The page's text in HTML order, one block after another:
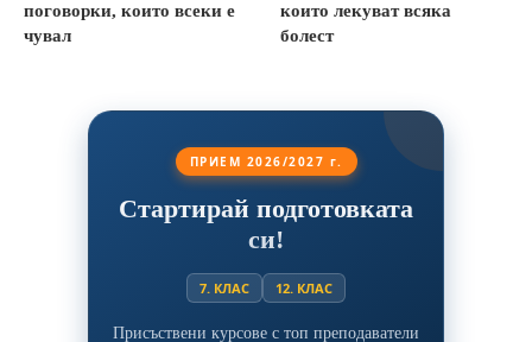
поговорки, които всеки е
чувал
които лекуват всяка
болест
ПРИЕМ 2026/2027 г.
Стартирай подготовката
си!
7. КЛАС 12. КЛАС
Присъствени курсове с топ преподаватели